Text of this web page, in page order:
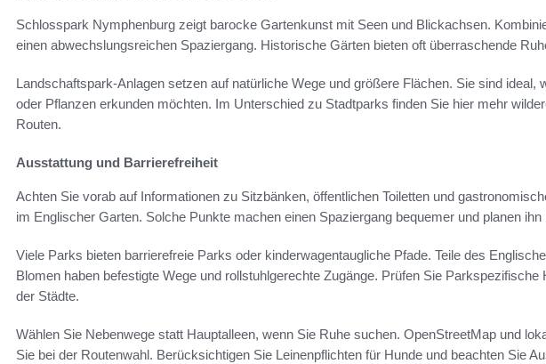
Schlosspark Nymphenburg zeigt barocke Gartenkunst mit Seen und Blickachsen.
einen abwechslungsreichen Spaziergang. Historische Gärten bieten oft überraschende
Landschaftspark-Anlagen setzen auf natürliche Wege und größere Flächen. Sie sind ideal,
oder Pflanzen erkunden möchten. Im Unterschied zu Stadtparks finden Sie hier mehr
Routen.
Ausstattung und Barrierefreiheit
Achten Sie vorab auf Informationen zu Sitzbänken, öffentlichen Toiletten und
im Englischer Garten. Solche Punkte machen einen Spaziergang bequemer und planen ihn
Viele Parks bieten barrierefreie Parks oder kinderwagentaugliche Pfade. Teile des
Blomen haben befestigte Wege und rollstuhlgerechte Zugänge. Prüfen Sie Parkspezifische
der Städte.
Wählen Sie Nebenwege statt Hauptalleen, wenn Sie Ruhe suchen. OpenStreetMap und
Sie bei der Routenwahl. Berücksichtigen Sie Leinenpflichten für Hunde und beachten Sie